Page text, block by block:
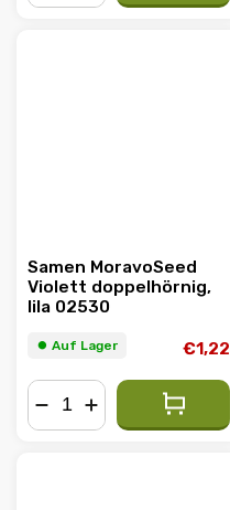
Samen MoravoSeed
Violett doppelhörnig,
lila 02530
⏺︎ Auf Lager €1,22